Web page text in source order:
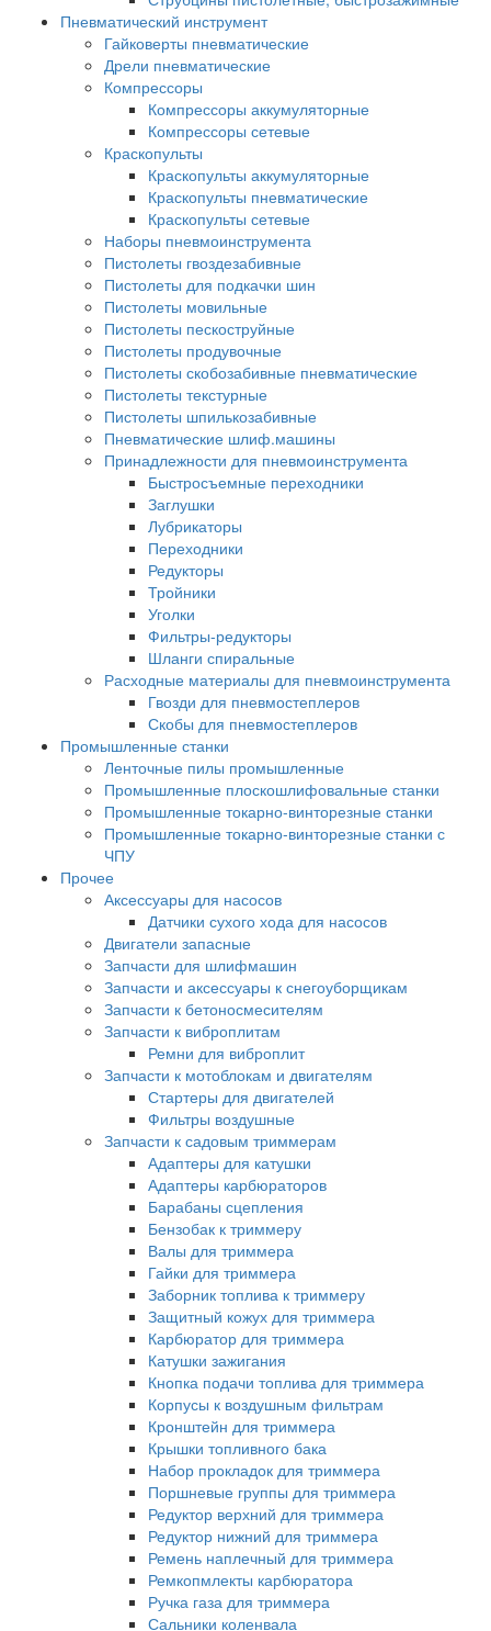
Пневматический инструмент
Гайковерты пневматические
Дрели пневматические
Компрессоры
Компрессоры аккумуляторные
Компрессоры сетевые
Краскопульты
Краскопульты аккумуляторные
Краскопульты пневматические
Краскопульты сетевые
Наборы пневмоинструмента
Пистолеты гвоздезабивные
Пистолеты для подкачки шин
Пистолеты мовильные
Пистолеты пескоструйные
Пистолеты продувочные
Пистолеты скобозабивные пневматические
Пистолеты текстурные
Пистолеты шпилькозабивные
Пневматические шлиф.машины
Принадлежности для пневмоинструмента
Быстросъемные переходники
Заглушки
Лубрикаторы
Переходники
Редукторы
Тройники
Уголки
Фильтры-редукторы
Шланги спиральные
Расходные материалы для пневмоинструмента
Гвозди для пневмостеплеров
Скобы для пневмостеплеров
Промышленные станки
Ленточные пилы промышленные
Промышленные плоскошлифовальные станки
Промышленные токарно-винторезные станки
Промышленные токарно-винторезные станки с
ЧПУ
Прочее
Аксессуары для насосов
Датчики сухого хода для насосов
Двигатели запасные
Запчасти для шлифмашин
Запчасти и аксессуары к снегоуборщикам
Запчасти к бетоносмесителям
Запчасти к виброплитам
Ремни для виброплит
Запчасти к мотоблокам и двигателям
Стартеры для двигателей
Фильтры воздушные
Запчасти к садовым триммерам
Адаптеры для катушки
Адаптеры карбюраторов
Барабаны сцепления
Бензобак к триммеру
Валы для триммера
Гайки для триммера
Заборник топлива к триммеру
Защитный кожух для триммера
Карбюратор для триммера
Катушки зажигания
Кнопка подачи топлива для триммера
Корпусы к воздушным фильтрам
Кронштейн для триммера
Крышки топливного бака
Набор прокладок для триммера
Поршневые группы для триммера
Редуктор верхний для триммера
Редуктор нижний для триммера
Ремень наплечный для триммера
Ремкопмлекты карбюратора
Ручка газа для триммера
Сальники коленвала